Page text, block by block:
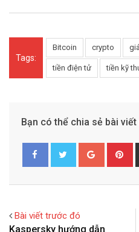
Tags:
Bitcoin crypto
tiền điện tử tiền kỹ
Bạn có thể chia sẻ bài viết
o
i
e
Bài viết trước đó
Kaspersky hướng dẫn